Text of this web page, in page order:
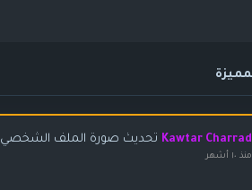
Kawtar Charrad تحديث صورة الملف الشخصي
منذ ١٠ أشهر